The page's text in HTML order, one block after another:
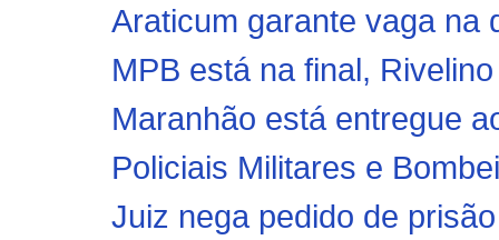
Araticum garante vaga na
MPB está na final,
Maranhão está entregue
Policiais Militares e
Juiz nega pedido de